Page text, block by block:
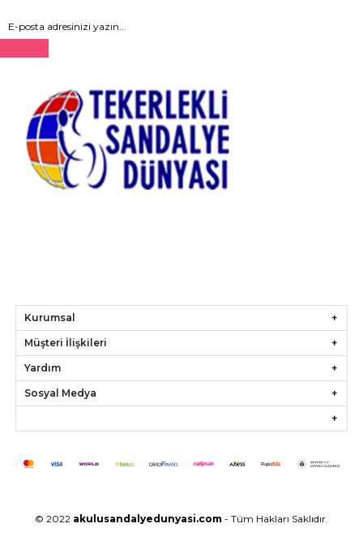
Kurumsal
Müşteri İlişkileri
Yardım
Sosyal Medya
© 2022 akulusandalyedunyasi.com - Tüm Hakları Saklıdır.